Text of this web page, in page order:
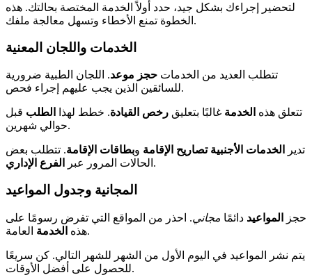
لتحضير إجراءك بشكل جيد، حدد أولاً الخدمة المختصة بحالتك. هذه
الخطوة تمنع الأخطاء وتسهل معالجة ملفك.
الخدمات واللجان المعنية
تتطلب العديد من الخدمات حجز موعد. اللجان الطبية ضرورية
للسائقين الذين يجب عليهم إجراء فحص.
تتعلق هذه الخدمة غالبًا بتعليق رخص القيادة. خطط لهذا الطلب قبل
حوالي شهرين.
تدير الخدمات الأجنبية تصاريح الإقامة وبطاقات الإقامة. تتطلب بعض
الحالات المرور عبر
الفرع الإداري .
المجانية وجدول المواعيد
حجز المواعيد دائمًا مجاني. احذر من المواقع التي تفرض رسومًا على
هذه الخدمة العامة.
يتم نشر المواعيد في اليوم الأول من الشهر للشهر التالي. كن سريعًا
للحصول على أفضل الأوقات.